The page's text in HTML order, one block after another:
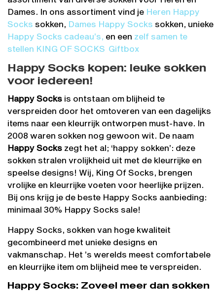
Dames. In ons assortiment vind je Heren Happy
Socks sokken, Dames Happy Socks sokken, unieke
Happy Socks cadeau’s, en een zelf samen te
stellen KING OF SOCKS Giftbox
Happy Socks kopen: leuke sokken
voor iedereen!
Happy Socks is ontstaan om blijheid te
verspreiden door het omtoveren van een dagelijks
items naar een kleurrijk ontworpen must-have. In
2008 waren sokken nog gewoon wit. De naam
Happy Socks zegt het al; ‘happy sokken’: deze
sokken stralen vrolijkheid uit met de kleurrijke en
speelse designs! Wij, King Of Socks, brengen
vrolijke en kleurrijke voeten voor heerlijke prijzen.
Bij ons krijg je de beste Happy Socks aanbieding:
minimaal 30% Happy Socks sale!
Happy Socks, sokken van hoge kwaliteit
gecombineerd met unieke designs en
vakmanschap. Het ’s werelds meest comfortabele
en kleurrijke item om blijheid mee te verspreiden.
Happy Socks: Zoveel meer dan sokken